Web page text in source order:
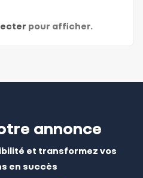
pour afficher.
annonce
et transformez vos
en succès